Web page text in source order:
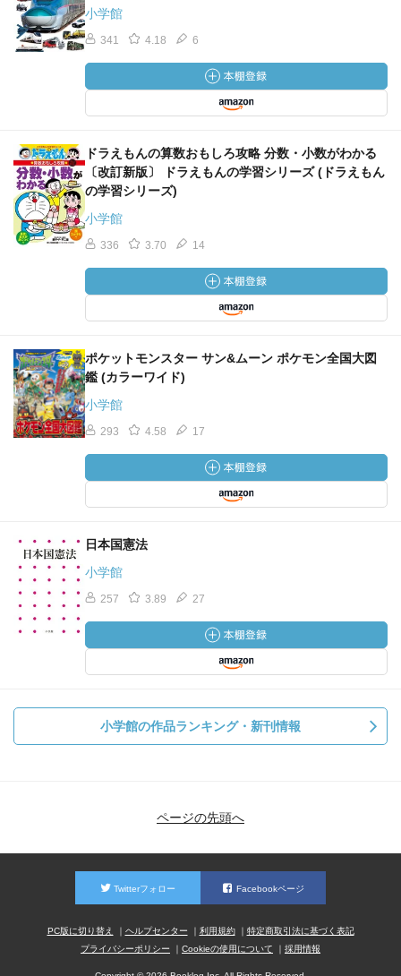
小学館
341 4.18 6
ドラえもんの算数おもしろ攻略 分数・小数がわかる
〔改訂新版〕 ドラえもんの学習シリーズ (ドラえもん
の学習シリーズ)
小学館
336 3.70 14
ポケットモンスター サン&ムーン ポケモン全国大図
鑑 (カラーワイド)
小学館
293 4.58 17
日本国憲法
小学館
257 3.89 27
小学館の作品ランキング・新刊情報
ページの先頭へ
Twitterフォロー Facebookページ
PC版に切り替え ヘルプセンター 利用規約
特定商取引法に基づく表記
プライバシーポリシー
Cookieの使用について 採用情報